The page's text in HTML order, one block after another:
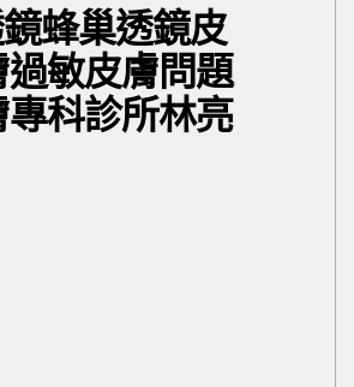
蜂巢透鏡皮
敏皮膚問題
科診所林亮